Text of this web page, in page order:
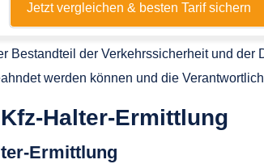
Jetzt vergleichen & besten Tarif sichern
Bestandteil der Verkehrssicherheit und der
werden können und die
Halter-Ermittlung
Ermittlung